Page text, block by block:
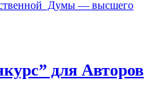
Думы — высшего
для Авторов